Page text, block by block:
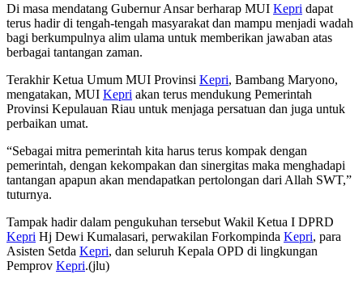
Di masa mendatang Gubernur Ansar berharap MUI Kepri dapat
terus hadir di tengah-tengah masyarakat dan mampu menjadi wadah
bagi berkumpulnya alim ulama untuk memberikan jawaban atas
berbagai tantangan zaman.
Terakhir Ketua Umum MUI Provinsi Kepri, Bambang Maryono,
mengatakan, MUI Kepri akan terus mendukung Pemerintah
Provinsi Kepulauan Riau untuk menjaga persatuan dan juga untuk
perbaikan umat.
“Sebagai mitra pemerintah kita harus terus kompak dengan
pemerintah, dengan kekompakan dan sinergitas maka menghadapi
tantangan apapun akan mendapatkan pertolongan dari Allah SWT,”
tuturnya.
Tampak hadir dalam pengukuhan tersebut Wakil Ketua I DPRD
Kepri Hj Dewi Kumalasari, perwakilan Forkompinda Kepri, para
Asisten Setda Kepri, dan seluruh Kepala OPD di lingkungan
Pemprov Kepri.(jlu)